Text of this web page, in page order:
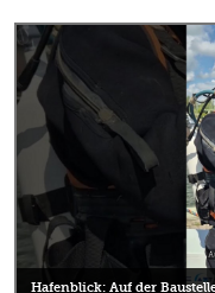
Hafenblick: Auf der